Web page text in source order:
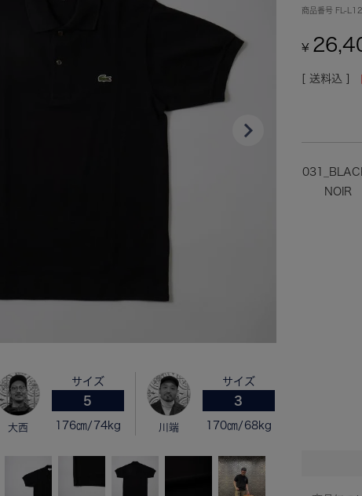
大西
サイズ
5
176㎝/74kg 川端
サイズ
3
170㎝/68kg
商品番号 FL-
¥
送料込
NOIR